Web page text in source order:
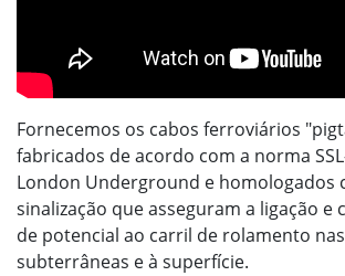
Fornecemos os cabos ferroviários
fabricados de acordo com a norma
London Underground e homologados
sinalização que asseguram a ligação e
de potencial ao carril de rolamento
subterrâneas e à superfície.